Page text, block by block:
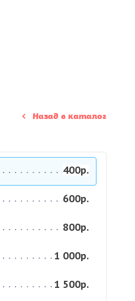
Назад в каталог
400р.
600р.
800р.
1 000р.
1 500р.